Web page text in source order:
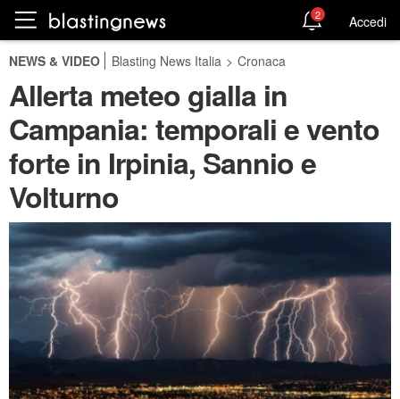
2 Accedi
NEWS & VIDEO Blasting News Italia > Cronaca
Allerta meteo gialla in
Campania: temporali e vento
forte in Irpinia, Sannio e
Volturno